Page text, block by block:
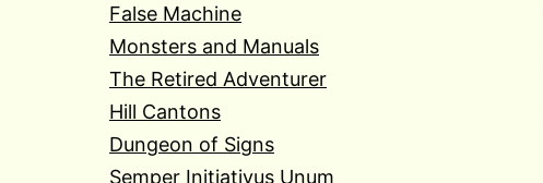
False Machine
Monsters and Manuals
The Retired Adventurer
Hill Cantons
Dungeon of Signs
Semper Initiativus Unum